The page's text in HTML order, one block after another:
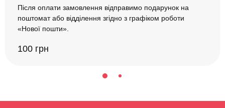
Після оплати замовлення відправимо подарунок на
поштомат або відділення згідно з графіком роботи
«Нової пошти».
100 грн